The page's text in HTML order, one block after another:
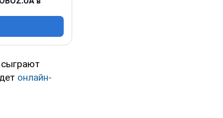
сыграют
онлайн-